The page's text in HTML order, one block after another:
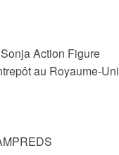
Action Figure
au Royaume-Uni